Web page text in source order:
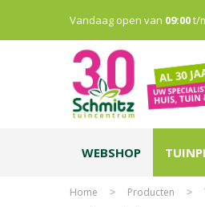
Home > Producten >
Vandaag open van 09:00t/
WEBSHOP